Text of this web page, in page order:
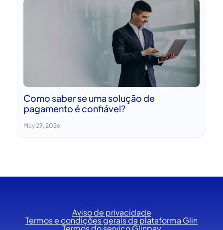
Como saber se uma solução de
pagamento é confiável?
May 29, 2026
Aviso de privacidade
Termos e condições gerais da plataforma Glin